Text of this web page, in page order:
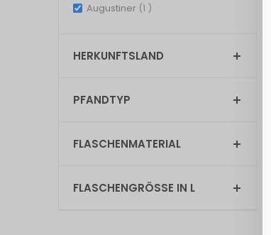
Augustiner 1 item
HERKUNFTSLAND
PFANDTYP
FLASCHENMATERIAL
FLASCHENGRÖSSE IN L